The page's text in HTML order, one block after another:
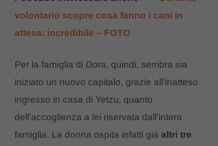
volontario scopre cosa fanno i cani in
attesa: incredibile – FOTO
Per la famiglia di Dora, quindi, sembra sia
iniziato un nuovo capitalo, grazie all’inatteso
ingresso in casa di Yetzu, quanto
dell’accoglienza a lei riservata dall’intera
famiglia. La donna ospita infatti già altri tre